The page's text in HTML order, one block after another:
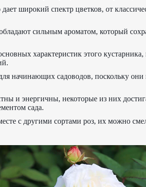
дает широкий спектр цветков, от
сильным ароматом, который
характеристик этого
начинающих садоводов, поскольку
и энергичны, некоторые из них
сада.
с другими сортами роз, их можно